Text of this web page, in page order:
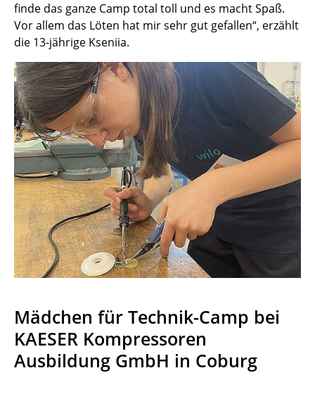
finde das ganze Camp total toll und es macht Spaß.
Vor allem das Löten hat mir sehr gut gefallen“, erzählt
die 13-jährige Kseniia.
Mädchen für Technik-Camp bei
KAESER Kompressoren
Ausbildung GmbH in Coburg